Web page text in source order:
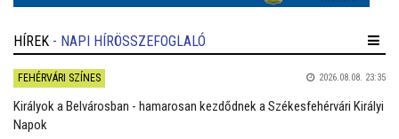
HÍREK - NAPI HÍRÖSSZEFOGLALÓ
FEHÉRVÁRI SZÍNES 2026.08.08. 23:35
Királyok a Belvárosban - hamarosan kezdődnek a Székesfehérvári Királyi
Napok